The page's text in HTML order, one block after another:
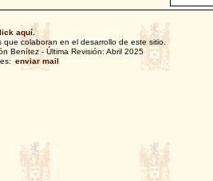
aquí.
que colaboran en el desarrollo de este sitio.
Benítez - Última Revisión: Abril 2025
enviar mail